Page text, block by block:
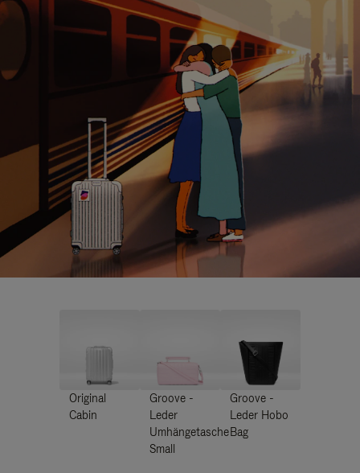
Original
Cabin
Groove -
Leder
Umhängetasche
Small
Groove -
Leder Hobo
Bag